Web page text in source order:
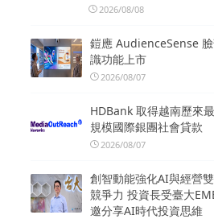
2026/08/08
鎧應 AudienceSense
識功能上市
2026/08/07
HDBank 取得越南歷來
規模國際銀團社會貸款
2026/08/07
創智動能強化AI與經營
競爭力 投資長受臺大
邀分享AI時代投資思維